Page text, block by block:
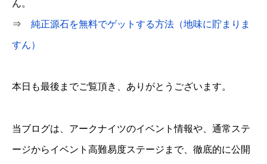
ん。
⇒ 純正源石を無料でゲットする方法（地味に貯まりま
すん）
本日も最後までご覧頂き、ありがとうございます。
当ブログは、アークナイツのイベント情報や、通常ステ
ージからイベント高難易度ステージまで、徹底的に公開